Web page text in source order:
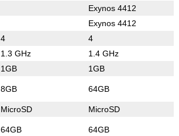
Exynos 4412
Exynos 4412
4 4
1.3 GHz 1.4 GHz
1GB 1GB
8GB 64GB
MicroSD MicroSD
64GB 64GB